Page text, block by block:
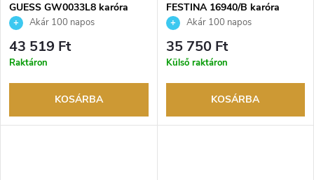
GUESS GW0033L8 karóra
Akár 100 napos
visszaküldési lehetőség. Hivatalos
márkakereskedő.
43 519 Ft
Raktáron
KOSÁRBA
FESTINA 16940/B karóra
Akár 100 napos
visszaküldési lehetőség. Hivatalos
márkakereskedő.
35 750 Ft
Külső raktáron
KOSÁRBA